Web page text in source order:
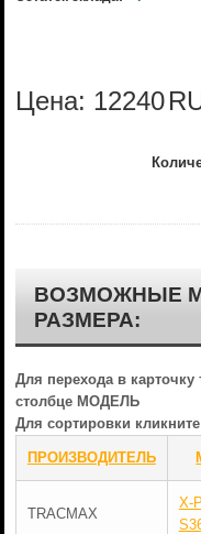
Цена: 12240
ВОЗМОЖНЫЕ
РАЗМЕРА:
Для перехода в карточку
столбце МОДЕЛЬ
Для сортировки
ПРОИЗВОДИТЕЛЬ
TRACMAX
X-